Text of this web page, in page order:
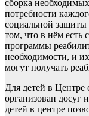
сборка
потребности
социальной
том, что в нём есть
программы
необходимости, и
могут получать
Для детей в Центре
организован досуг
детей в центре